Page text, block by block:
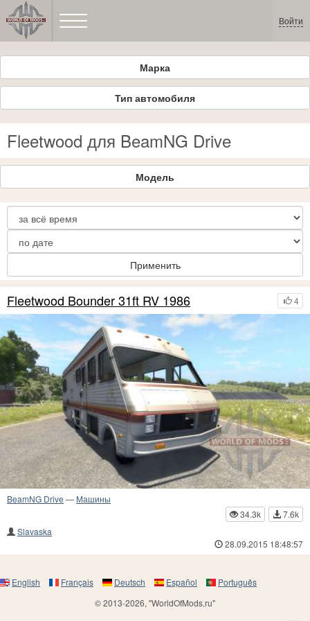
Войти
Марка
Тип автомобиля
Fleetwood для BeamNG Drive
Модель
Применить
4
Fleetwood Bounder 31ft RV 1986
BeamNG Drive — Машины
34.3k
7.6k
Slavaska
28.09.2015 18:48:57
English Français Deutsch Español
Português
© 2013-2026, "WorldOfMods.ru"